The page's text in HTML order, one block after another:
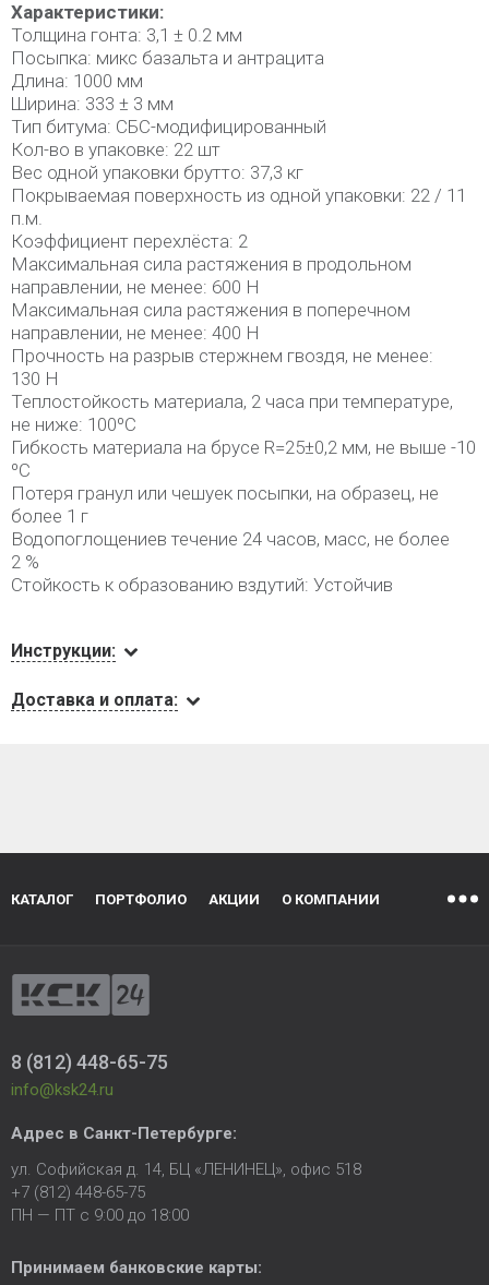
Характеристики:
Толщина гонта: 3,1 ± 0.2 мм
Посыпка: микс базальта и антрацита
Длина: 1000 мм
Ширина: 333 ± 3 мм
Тип битума: СБС-модифицированный
Кол-во в упаковке: 22 шт
Вес одной упаковки брутто: 37,3 кг
Покрываемая поверхность из одной упаковки: 22 / 11
п.м.
Коэффициент перехлёста: 2
Максимальная сила растяжения в продольном
направлении, не менее: 600 Н
Максимальная сила растяжения в поперечном
направлении, не менее: 400 Н
Прочность на разрыв стержнем гвоздя, не менее:
130 Н
Теплостойкость материала, 2 часа при температуре,
не ниже: 100ºС
Гибкость материала на брусе R=25±0,2 мм, не выше -10
ºС
Потеря гранул или чешуек посыпки, на образец, не
более 1 г
Водопоглощениев течение 24 часов, масс, не более
2 %
Стойкость к образованию вздутий: Устойчив
Инструкции:
Доставка и оплата:
КАТАЛОГ ПОРТФОЛИО АКЦИИ О КОМПАНИИ
8 (812) 448-65-75
info@ksk24.ru
Адрес в Санкт-Петербурге:
ул. Софийская д. 14, БЦ «ЛЕНИНЕЦ», офис 518
+7 (812) 448-65-75
ПН — ПТ с 9:00 до 18:00
Принимаем банковские карты: